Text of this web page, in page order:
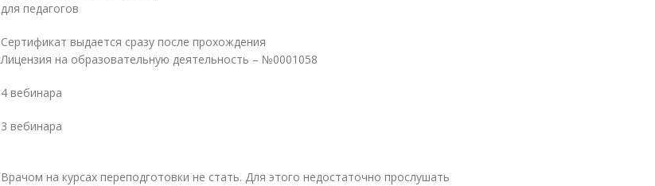
для педагогов
Сертификат выдается сразу после прохождения
Лицензия на образовательную деятельность – №0001058
4 вебинара
3 вебинара
Врачом на курсах переподготовки не стать. Для этого недостаточно прослушать